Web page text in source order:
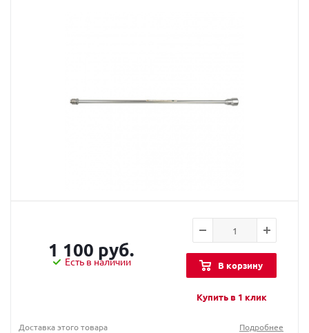
1 100 руб.
Есть в наличии В корзину
Купить в 1 клик
Доставка этого товара
Подробнее